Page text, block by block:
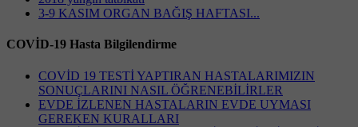
3-9 KASIM ORGAN BAĞIŞ HAFTASI...
COVİD-19 Hasta Bilgilendirme
COVİD 19 TESTİ YAPTIRAN HASTALARIMIZIN
SONUÇLARINI NASIL ÖĞRENEBİLİRLER
EVDE İZLENEN HASTALARIN EVDE UYMASI
GEREKEN KURALLARI